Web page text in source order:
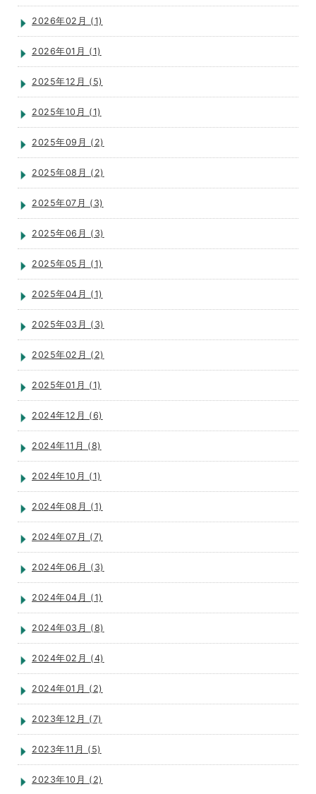
2026年02月 (1)
2026年01月 (1)
2025年12月 (5)
2025年10月 (1)
2025年09月 (2)
2025年08月 (2)
2025年07月 (3)
2025年06月 (3)
2025年05月 (1)
2025年04月 (1)
2025年03月 (3)
2025年02月 (2)
2025年01月 (1)
2024年12月 (6)
2024年11月 (8)
2024年10月 (1)
2024年08月 (1)
2024年07月 (7)
2024年06月 (3)
2024年04月 (1)
2024年03月 (8)
2024年02月 (4)
2024年01月 (2)
2023年12月 (7)
2023年11月 (5)
2023年10月 (2)